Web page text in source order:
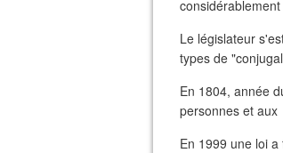
Le législateur
types de
En 1804, année
personnes et
En 1999 une loi